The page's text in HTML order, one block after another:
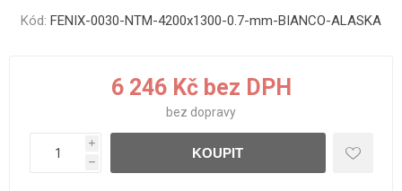
Kód: FENIX-0030-NTM-4200x1300-0.7-mm-BIANCO-ALASKA
6 246 Kč bez DPH
bez dopravy
i
h
KOUPIT